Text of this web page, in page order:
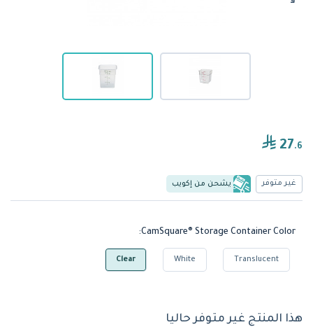
27.6
غير متوفر يشحن من إكويب
CamSquare® Storage Container Color:
Translucent
White
Clear
هذا المنتج غير متوفر حاليا